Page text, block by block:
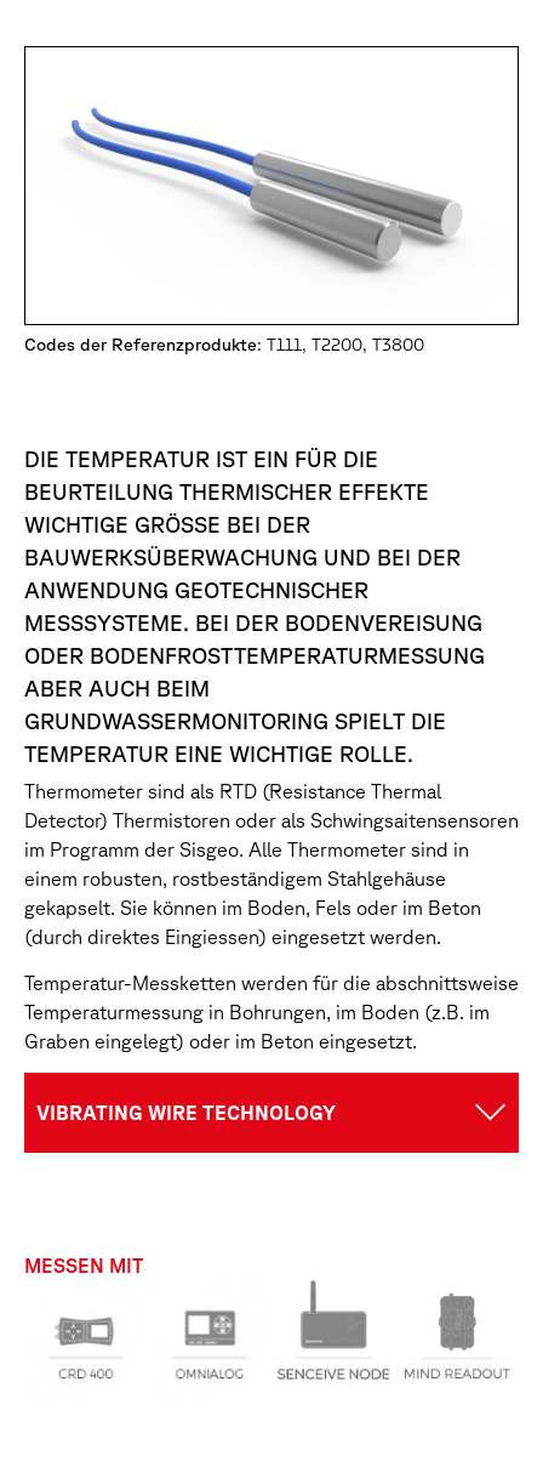
Codes der Referenzprodukte: T111, T2200, T3800
DIE TEMPERATUR IST EIN FÜR DIE
BEURTEILUNG THERMISCHER EFFEKTE
WICHTIGE GRÖSSE BEI DER
BAUWERKSÜBERWACHUNG UND BEI DER
ANWENDUNG GEOTECHNISCHER
MESSSYSTEME. BEI DER BODENVEREISUNG
ODER BODENFROSTTEMPERATURMESSUNG
ABER AUCH BEIM
GRUNDWASSERMONITORING SPIELT DIE
TEMPERATUR EINE WICHTIGE ROLLE.
Thermometer sind als RTD (Resistance Thermal
Detector) Thermistoren oder als Schwingsaitensensoren
im Programm der Sisgeo. Alle Thermometer sind in
einem robusten, rostbeständigem Stahlgehäuse
gekapselt. Sie können im Boden, Fels oder im Beton
(durch direktes Eingiessen) eingesetzt werden.
Temperatur-Messketten werden für die abschnittsweise
Temperaturmessung in Bohrungen, im Boden (z.B. im
Graben eingelegt) oder im Beton eingesetzt.
VIBRATING WIRE TECHNOLOGY
MESSEN MIT